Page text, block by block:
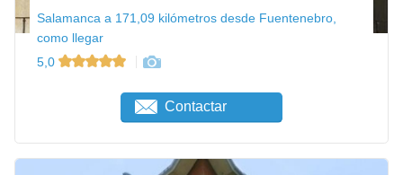
Salamanca a 171,09 kilómetros desde Fuentenebro,
como llegar
5,0
Contactar